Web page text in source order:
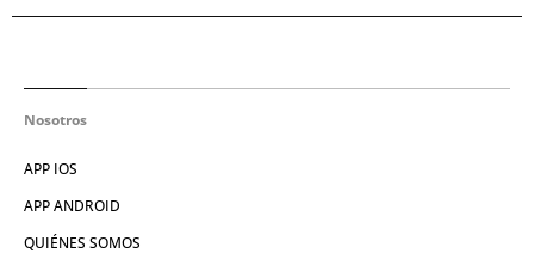
Nosotros
APP IOS
APP ANDROID
QUIÉNES SOMOS